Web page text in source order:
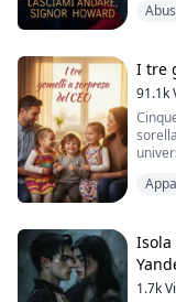
Non
Mi ha
I tre
91.1k
sue
Isola
1.7k